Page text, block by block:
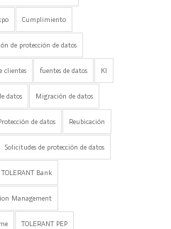
Cumplimiento
de protección de datos
clientes fuentes de datos KI
datos Migración de datos
de datos Reubicación
Solicitudes de protección de datos
TOLERANT Bank
Management
TOLERANT PEP